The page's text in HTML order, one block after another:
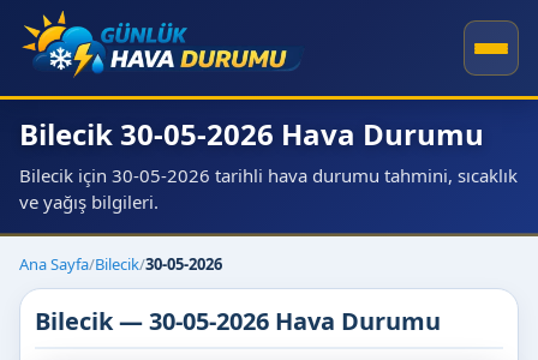
Bilecik 30-05-2026 Hava Durumu
Bilecik için 30-05-2026 tarihli hava durumu tahmini, sıcaklık
ve yağış bilgileri.
Ana Sayfa/Bilecik/30-05-2026
Bilecik — 30-05-2026 Hava Durumu